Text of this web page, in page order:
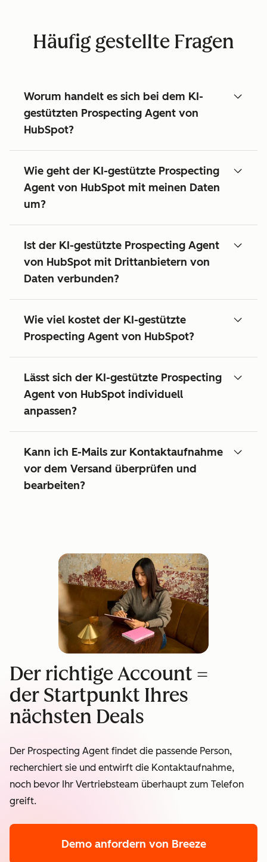
Häufig gestellte Fragen
Worum handelt es sich bei dem KI-
gestützten Prospecting Agent von
HubSpot?
Wie geht der KI-gestützte Prospecting
Agent von HubSpot mit meinen Daten
um?
Ist der KI-gestützte Prospecting Agent
von HubSpot mit Drittanbietern von
Daten verbunden?
Wie viel kostet der KI-gestützte
Prospecting Agent von HubSpot?
Lässt sich der KI-gestützte Prospecting
Agent von HubSpot individuell
anpassen?
Kann ich E-Mails zur Kontaktaufnahme
vor dem Versand überprüfen und
bearbeiten?
Der richtige Account =
der Startpunkt Ihres
nächsten Deals
Der Prospecting Agent findet die passende Person,
recherchiert sie und entwirft die Kontaktaufnahme,
noch bevor Ihr Vertriebsteam überhaupt zum Telefon
greift.
Demo anfordern von Breeze